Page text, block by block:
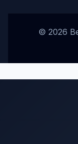
© 2026